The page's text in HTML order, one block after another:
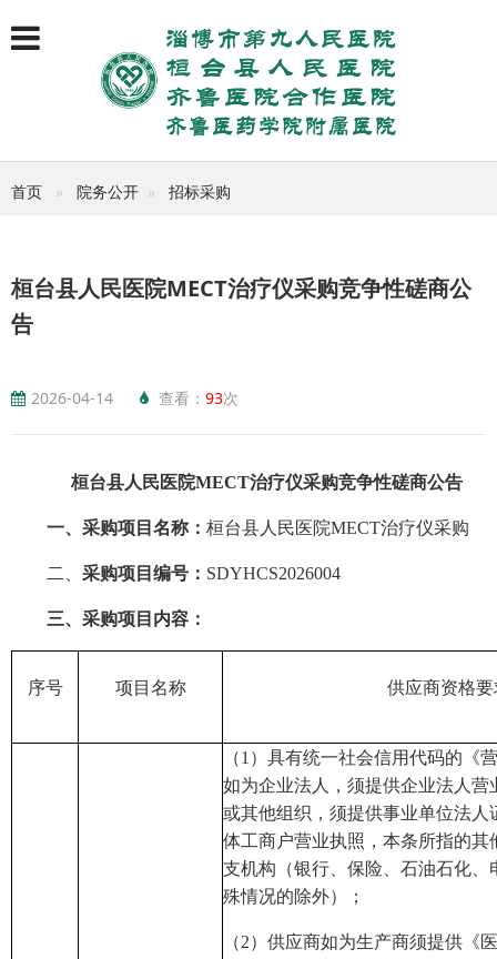
首页 院务公开 招标采购
桓台县人民医院MECT治疗仪采购竞争性磋商公
告
2026-04-14 查看： 93次
桓台县人民医院MECT治疗仪采购竞争性磋商公告
一、 采购项目名称： 桓台县人民医院MECT治疗仪采购
二、 采购项目编号： SDYHCS2026004
三、采购项目内容：
序号 项目名称 供应商资格要
（1）具有统一社会信用代码的《
如为企业法人，须提供企业法人营
或其他组织，须提供事业单位法人
体工商户营业执照，本条所指的其
支机构（银行、保险、石油石化、
殊情况的除外）
；
（2） 供应商如为生产商须提供《